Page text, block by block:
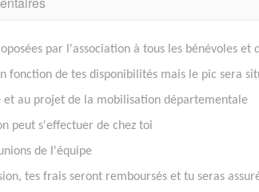
par l'association à tous les bénévoles
fonction de tes disponibilités mais le pic sera
et au projet de la mobilisation départementale
peut s'effectuer de chez toi
de l'équipe
tes frais seront remboursés et tu seras